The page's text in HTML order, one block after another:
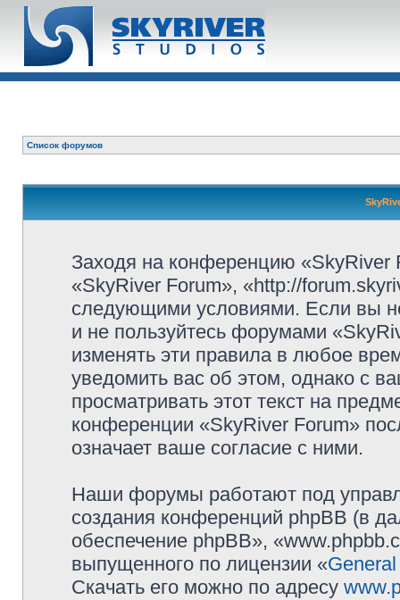
Список форумов
Заходя на конференцию
«SkyRiver Forum», «http://
следующими условиями. Если вы
и не пользуйтесь форумами
изменять эти правила в любое
уведомить вас об этом, однако с
просматривать этот текст на
конференции «SkyRiver Forum»
означает ваше согласие с ними.
Наши форумы работают под
создания конференций phpBB (в
обеспечение phpBB»,
выпущенного по лицензии «
Скачать его можно по адресу